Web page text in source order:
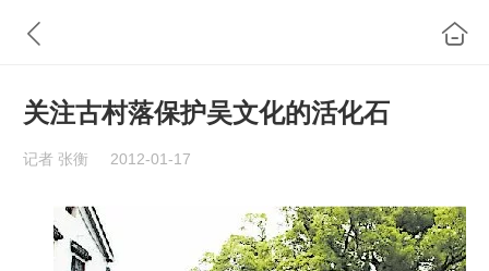
关注古村落保护吴文化的活化石
记者 张衡 2012-01-17